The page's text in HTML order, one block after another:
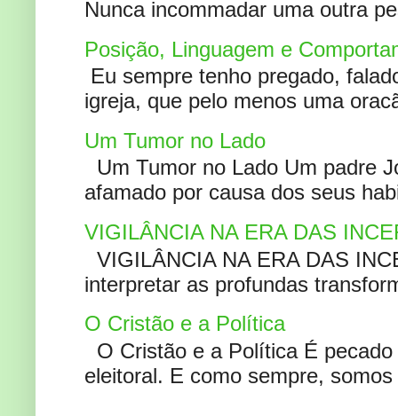
Nunca incommadar uma outra
Posição, Linguagem e
Eu sempre tenho pregado,
igreja, que pelo menos uma
Um Tumor no Lado
Um Tumor no Lado Um padre
afamado por causa dos seus
VIGILÂNCIA NA ERA DAS
VIGILÂNCIA NA ERA DAS
interpretar as profundas
O Cristão e a Política
O Cristão e a Política É
eleitoral. E como sempre,